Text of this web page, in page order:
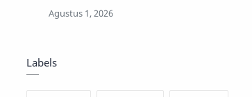
Labels